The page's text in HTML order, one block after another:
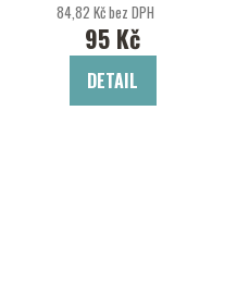
84,82 Kč bez DPH
95 Kč
DETAIL